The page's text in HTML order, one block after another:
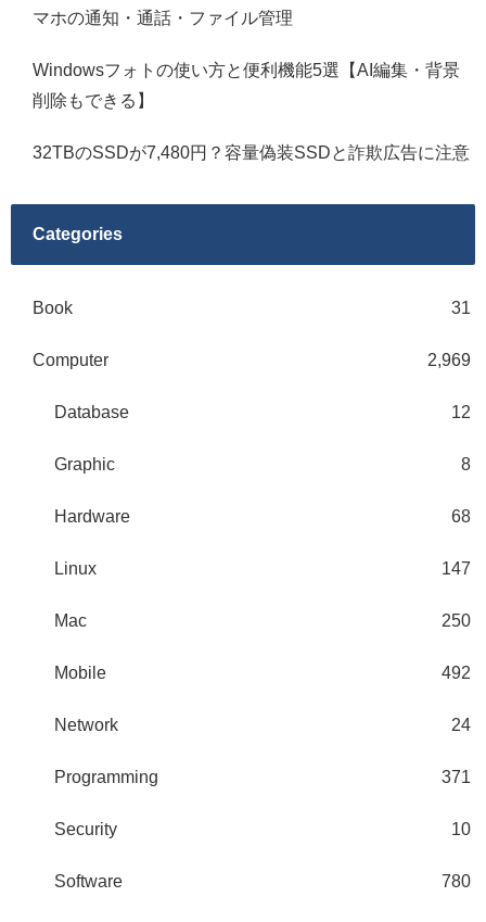
マホの通知・通話・ファイル管理
Windowsフォトの使い方と便利機能5選【AI編集・背景
削除もできる】
32TBのSSDが7,480円？容量偽装SSDと詐欺広告に注意
Categories
Book 31
Computer 2,969
Database 12
Graphic 8
Hardware 68
Linux 147
Mac 250
Mobile 492
Network 24
Programming 371
Security 10
Software 780